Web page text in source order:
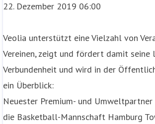
22. Dezember 2019 06:00
Veolia unterstützt eine Vielzahl von
Vereinen, zeigt und fördert damit seine
Verbundenheit und wird in der
ein Überblick:
Neuester Premium- und
die Basketball-Mannschaft Hamburg